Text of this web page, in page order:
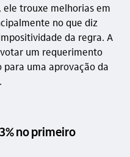
trouxe melhorias em
no que diz
da regra. A
um requerimento
uma aprovação da
no primeiro